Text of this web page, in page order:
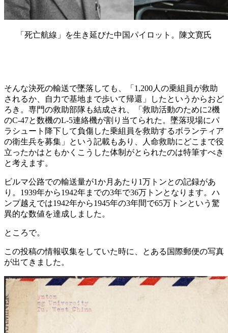
「死亡航線」を生き延びた中国パイロット。陳文寛氏
そんな決死の輸送で墜落しても、「1,200人の乗組員が救助
されるか、自力で基地まで歩いて帰還」したというからおど
ろき。専門の救助部隊も結成され、「救助活動のために2機
のC-47と数機のL-5連絡機が割り当てられた。墜落現場にパ
ラシュート降下して負傷した乗組員を救助するボランティア
の衛生兵を募集」という記載もあり、人命救助にどこまで役
立ったかはともかくこうした体制がとられたのは特筆すべき
と考えます。
ビルマ公路での輸送量が1か月あたり1万トンとの記録があ
り。1939年から1942年までの3年で36万トンとなります。ハ
ンプ越えでは1942年から1945年の3年間で65万トンという驚
異的な数値を達成しました。
ところで。
この投稿の情報収集をしていた時に、とある国際郵便の写真
が出てきました。